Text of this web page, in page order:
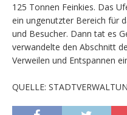
125 Tonnen Feinkies. Das
ein ungenutzter Bereich für
und Besucher. Dann tat es
verwandelte den Abschnitt
Verweilen und Entspannen
QUELLE: